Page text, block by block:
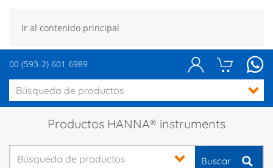
Ir al contenido principal
00 (593-2) 601 6989
Productos HANNA® instruments
Buscar